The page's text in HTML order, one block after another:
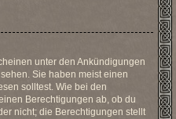
unter den Ankündigungen
Sie haben meist einen
solltest. Wie bei den
Berechtigungen ab, ob du
nicht; die Berechtigungen stellt